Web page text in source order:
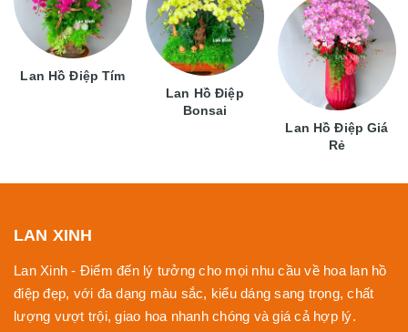
Lan Hồ Điệp Tím
Lan Hồ Điệp
Bonsai
Lan Hồ Điệp Giá
Rẻ
LAN XINH
Lan Xinh - Điểm đến lý tưởng cho mọi nhu cầu về hoa lan hồ
điệp đẹp, với đa dạng màu sắc, kiểu dáng sang trọng, chất
lượng vượt trội, giao hoa nhanh chóng và giá cả hợp lý.